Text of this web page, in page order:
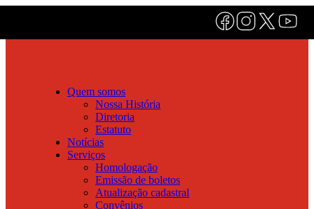
Quem somos
Nossa História
Diretoria
Estatuto
Notícias
Serviços
Homologação
Emissão de boletos
Atualização cadastral
Convênios